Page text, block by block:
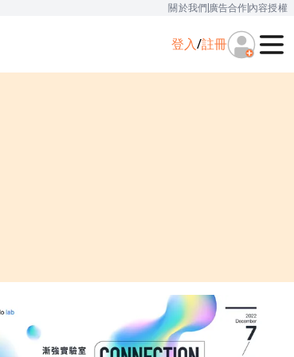
關於我們廣告合作內容授權
登入/註冊